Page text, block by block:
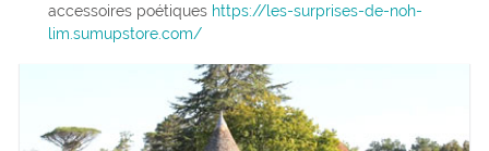
accessoires poétiques https://les-surprises-de-noh-
lim.sumupstore.com/